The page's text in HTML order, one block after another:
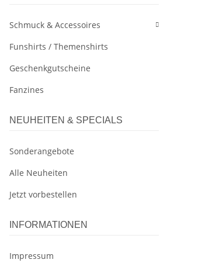
Schmuck & Accessoires
Funshirts / Themenshirts
Geschenkgutscheine
Fanzines
NEUHEITEN & SPECIALS
Sonderangebote
Alle Neuheiten
Jetzt vorbestellen
INFORMATIONEN
Impressum